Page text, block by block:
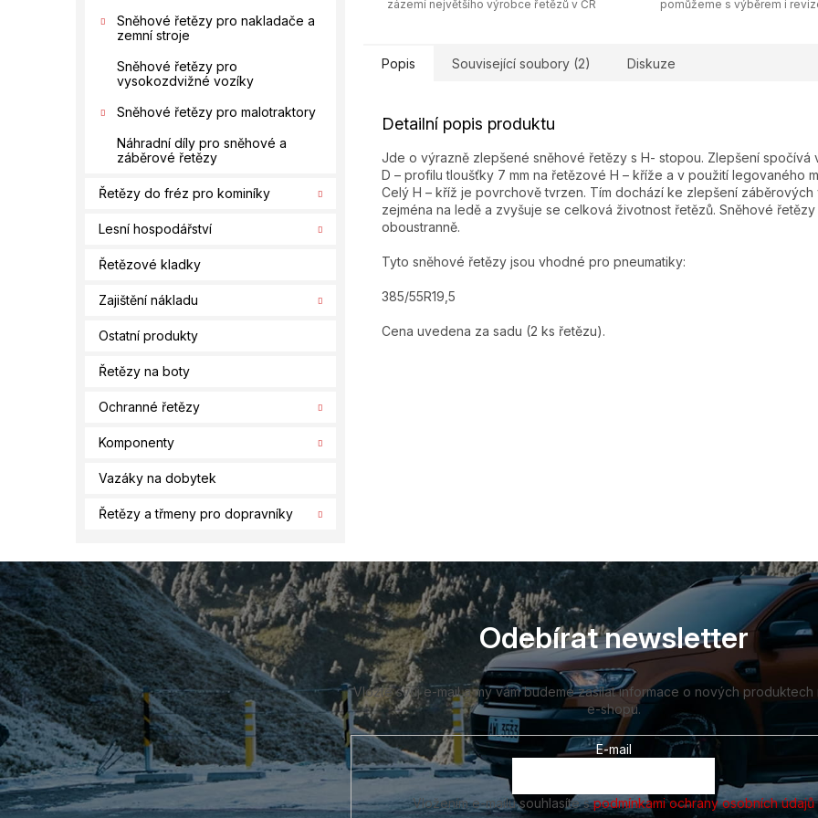
Sněhové řetězy pro nakladače a
zemní stroje
Sněhové řetězy pro
vysokozdvižné vozíky
Sněhové řetězy pro malotraktory
Náhradní díly pro sněhové a
záběrové řetězy
Řetězy do fréz pro kominíky
Lesní hospodářství
Řetězové kladky
Zajištění nákladu
Ostatní produkty
Řetězy na boty
Ochranné řetězy
Komponenty
Vazáky na dobytek
Řetězy a třmeny pro dopravníky
zázemí největšího výrobce řetězů v ČR pomůžeme s výběrem i
Popis Související soubory (2) Diskuze
Detailní popis produktu
Jde o výrazně zlepšené sněhové řetězy s H- stopou. Zlepšení spočívá
D – profilu tloušťky 7 mm na řetězové H – kříže a v použití legovaného
Celý H – kříž je povrchově tvrzen. Tím dochází ke zlepšení záběrových
zejména na ledě a zvyšuje se celková životnost řetězů. Sněhové
oboustranně.
Tyto sněhové řetězy jsou vhodné pro pneumatiky:
385/55R19,5
Cena uvedena za sadu (2 ks řetězu).
Z
á
p
a
t
í
Odebírat newsletter
Vložte svůj e-mail a my vám budeme zasílat informace o nových produktech
e-shopu.
E-mail
Vložením e-mailu souhlasíte spodmínkami ochrany osobních údajů